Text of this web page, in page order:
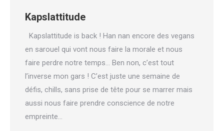
Kapslattitude
Kapslattitude is back ! Han nan encore des vegans
en sarouel qui vont nous faire la morale et nous
faire perdre notre temps… Ben non, c’est tout
l’inverse mon gars ! C’est juste une semaine de
défis, chills, sans prise de tête pour se marrer mais
aussi nous faire prendre conscience de notre
empreinte…